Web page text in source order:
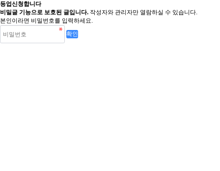
등업신청합니다
비밀글 기능으로 보호된 글입니다. 작성자와 관리자만 열람하실 수 있습니다.
본인이라면 비밀번호를 입력하세요.